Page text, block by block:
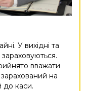
У вихідні та
зараховуються.
вважати
на
до каси.